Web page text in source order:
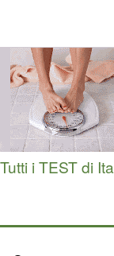
Tutti i TEST di